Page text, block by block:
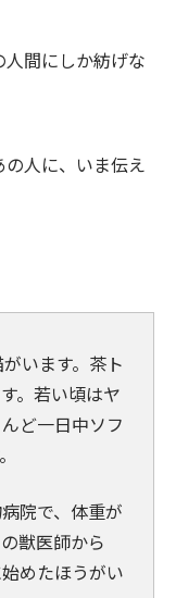
間にしか紡げな
人に、いま伝え
います。茶ト
。若い頃はヤ
ど一日中ソフ
院で、体重が
獣医師から
めたほうがい